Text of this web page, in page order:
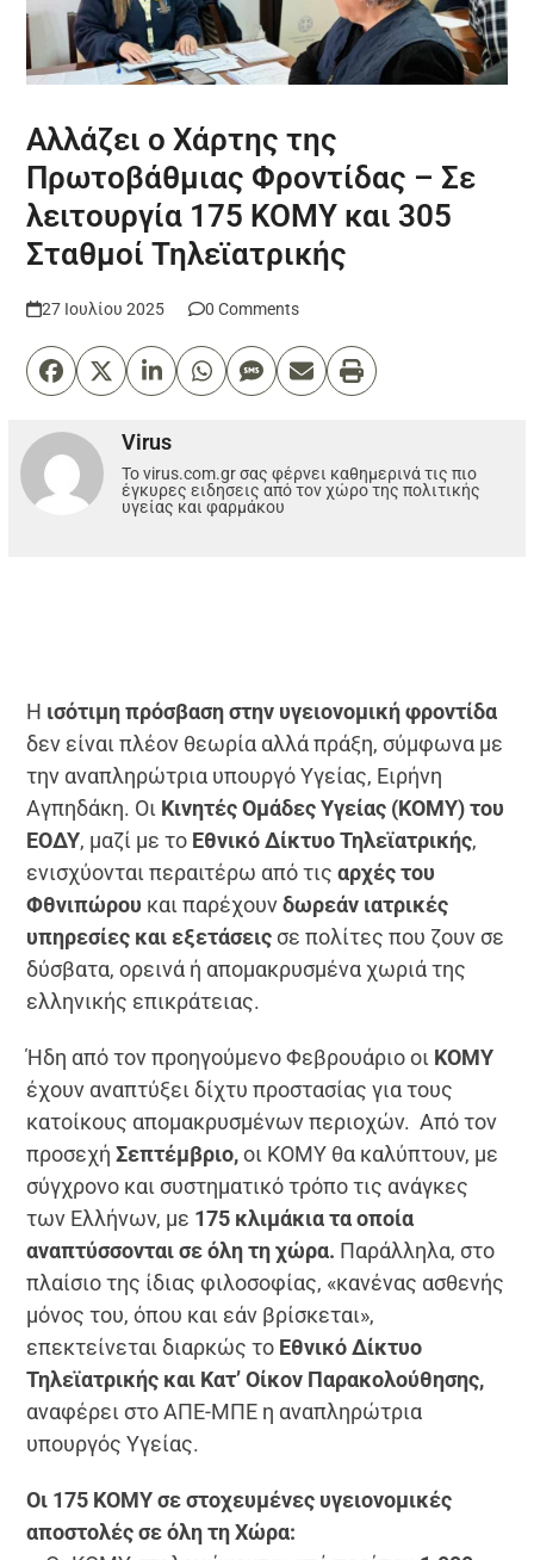
Αλλάζει ο Χάρτης της
Πρωτοβάθμιας Φροντίδας – Σε
λειτουργία 175 ΚΟΜΥ και 305
Σταθμοί Τηλεϊατρικής
27 Ιουλίου 2025 0 Comments
Virus
Το virus.com.gr σας φέρνει καθημερινά τις πιο
έγκυρες ειδησεις από τον χώρο της πολιτικής
υγείας και φαρμάκου
Η ισότιμη πρόσβαση στην υγειονομική φροντίδα
δεν είναι πλέον θεωρία αλλά πράξη, σύμφωνα με
την αναπληρώτρια υπουργό Υγείας, Ειρήνη
Αγπηδάκη. Οι Κινητές Ομάδες Υγείας (ΚΟΜΥ) του
ΕΟΔΥ, μαζί με το Εθνικό Δίκτυο Τηλεϊατρικής,
ενισχύονται περαιτέρω από τιςαρχές του
Φθνιπώρου και παρέχουνδωρεάν ιατρικές
υπηρεσίες και εξετάσεις σε πολίτες που ζουν σε
δύσβατα, ορεινά ή απομακρυσμένα χωριά της
ελληνικής επικράτειας.
Ήδη από τον προηγούμενο Φεβρουάριο οι ΚΟΜΥ
έχουν αναπτύξει δίχτυ προστασίας για τους
κατοίκους απομακρυσμένων περιοχών. Από τον
προσεχήΣεπτέμβριο,οι ΚΟΜΥ θα καλύπτουν, με
σύγχρονο και συστηματικό τρόπο τις ανάγκες
των Ελλήνων, με 175 κλιμάκια τα οποία
αναπτύσσονται σε όλη τη χώρα. Παράλληλα, στο
πλαίσιο της ίδιας φιλοσοφίας, «κανένας ασθενής
μόνος του, όπου και εάν βρίσκεται»,
επεκτείνεται διαρκώς το Εθνικό Δίκτυο
Τηλεϊατρικής και Κατ’ Οίκον Παρακολούθησης,
αναφέρει στο ΑΠΕ-ΜΠΕ η αναπληρώτρια
υπουργός Υγείας.
Οι 175 ΚΟΜΥ σε στοχευμένες υγειονομικές
αποστολές σε όλη τη Χώρα: